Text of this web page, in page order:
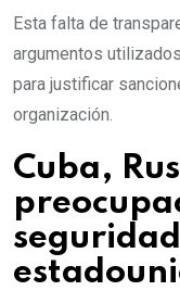
Esta falta de
argumentos
para justificar
organización.
Cuba,